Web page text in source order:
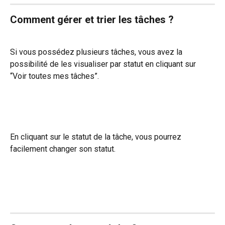
Comment gérer et trier les tâches ?
Si vous possédez plusieurs tâches, vous avez la
possibilité de les visualiser par statut en cliquant sur
“Voir toutes mes tâches”.
En cliquant sur le statut de la tâche, vous pourrez
facilement changer son statut.